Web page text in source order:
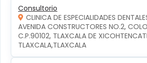
Consultorio
CLINICA DE ESPECIALIDADES
AVENIDA CONSTRUCTORES NO.2,
C.P.90102, TLAXCALA DE
TLAXCALA,TLAXCALA